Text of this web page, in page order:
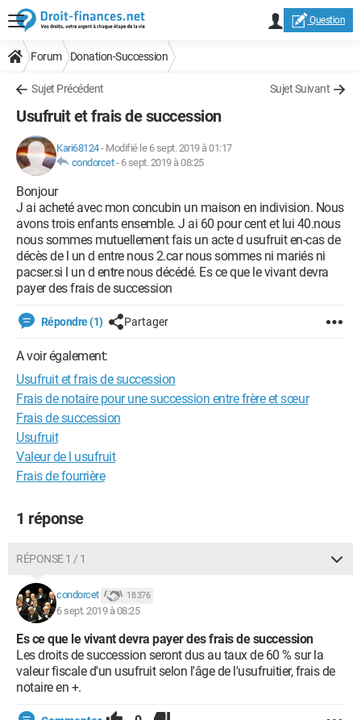
Question
Forum Donation-Succession
Sujet Précédent Sujet Suivant
Usufruit et frais de succession
Kari68124- Modifié le 6 sept. 2019 à 01:17
condorcet- 6 sept. 2019 à 08:25
Bonjour
J ai acheté avec mon concubin un maison en indivision. Nous
avons trois enfants ensemble. J ai 60 pour cent et lui 40.nous
nous sommes mutuellement fais un acte d usufruit en-cas de
décès de l un d entre nous 2.car nous sommes ni mariés ni
pacser.si l un d entre nous décédé. Es ce que le vivant devra
payer des frais de succession
Répondre (1) Partager
A voir également:
Usufruit et frais de succession
Frais de notaire pour une succession entre frère et sœur
Frais de succession
Usufruit
Valeur de l usufruit
Frais de fourrière
1 réponse
RÉPONSE 1 / 1
condorcet 18 376
6 sept. 2019 à 08:25
Es ce que le vivant devra payer des frais de succession
Les droits de succession seront dus au taux de 60 % sur la
valeur fiscale d'un usufruit selon l'âge de l'usufruitier, frais de
notaire en +.